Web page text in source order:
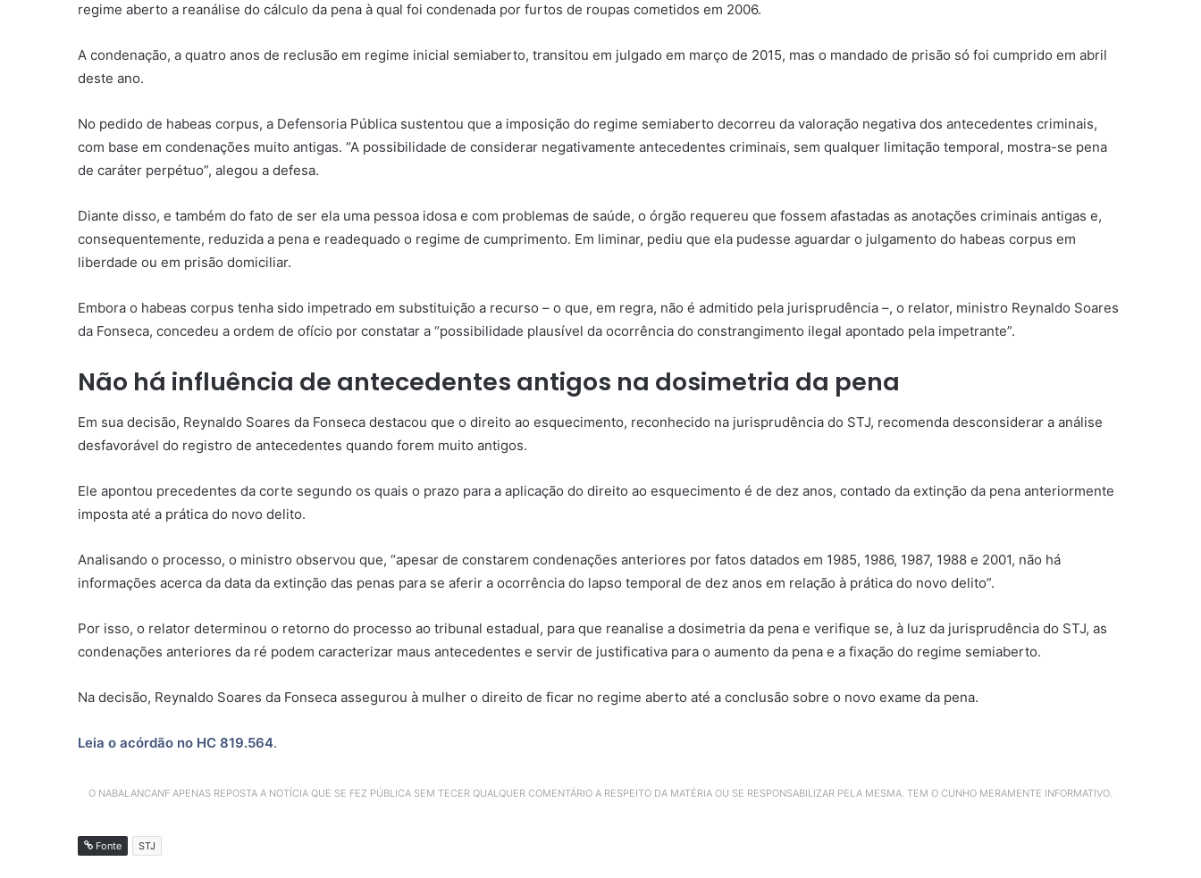
regime aberto a reanálise do cálculo da pena à qual foi condenada por furtos de roupas cometidos em 2006.
A condenação, a quatro anos de reclusão em regime inicial semiaberto, transitou em julgado em março de 2015, mas o mandado de prisão só foi cumprido em abril
deste ano.
No pedido de habeas corpus, a Defensoria Pública sustentou que a imposição do regime semiaberto decorreu da valoração negativa dos antecedentes criminais,
com base em condenações muito antigas. “A possibilidade de considerar negativamente antecedentes criminais, sem qualquer limitação temporal, mostra-se pena
de caráter perpétuo”, alegou a defesa.
Diante disso, e também do fato de ser ela uma pessoa idosa e com problemas de saúde, o órgão requereu que fossem afastadas as anotações criminais antigas e,
consequentemente, reduzida a pena e readequado o regime de cumprimento. Em liminar, pediu que ela pudesse aguardar o julgamento do habeas corpus em
liberdade ou em prisão domiciliar.
Embora o habeas corpus tenha sido impetrado em substituição a recurso – o que, em regra, não é admitido pela jurisprudência –, o relator, ministro Reynaldo Soares
da Fonseca, concedeu a ordem de ofício por constatar a “possibilidade plausível da ocorrência do constrangimento ilegal apontado pela impetrante”.
Não há influência de antecedentes antigos na dosimetria da pena
Em sua decisão, Reynaldo Soares da Fonseca destacou que o direito ao esquecimento, reconhecido na jurisprudência do STJ, recomenda desconsiderar a análise
desfavorável do registro de antecedentes quando forem muito antigos.
Ele apontou precedentes da corte segundo os quais o prazo para a aplicação do direito ao esquecimento é de dez anos, contado da extinção da pena anteriormente
imposta até a prática do novo delito.
Analisando o processo, o ministro observou que, “apesar de constarem condenações anteriores por fatos datados em 1985, 1986, 1987, 1988 e 2001, não há
informações acerca da data da extinção das penas para se aferir a ocorrência do lapso temporal de dez anos em relação à prática do novo delito”.
Por isso, o relator determinou o retorno do processo ao tribunal estadual, para que reanalise a dosimetria da pena e verifique se, à luz da jurisprudência do STJ, as
condenações anteriores da ré podem caracterizar maus antecedentes e servir de justificativa para o aumento da pena e a fixação do regime semiaberto.
Na decisão, Reynaldo Soares da Fonseca assegurou à mulher o direito de ficar no regime aberto até a conclusão sobre o novo exame da pena.
Leia o acórdão no HC 819.564.
O NABALANCANF APENAS REPOSTA A NOTÍCIA QUE SE FEZ PÚBLICA SEM TECER QUALQUER COMENTÁRIO A RESPEITO DA MATÉRIA OU SE RESPONSABILIZAR PELA MESMA. TEM O CUNHO MERAMENTE INFORMATIVO.
Fonte STJ